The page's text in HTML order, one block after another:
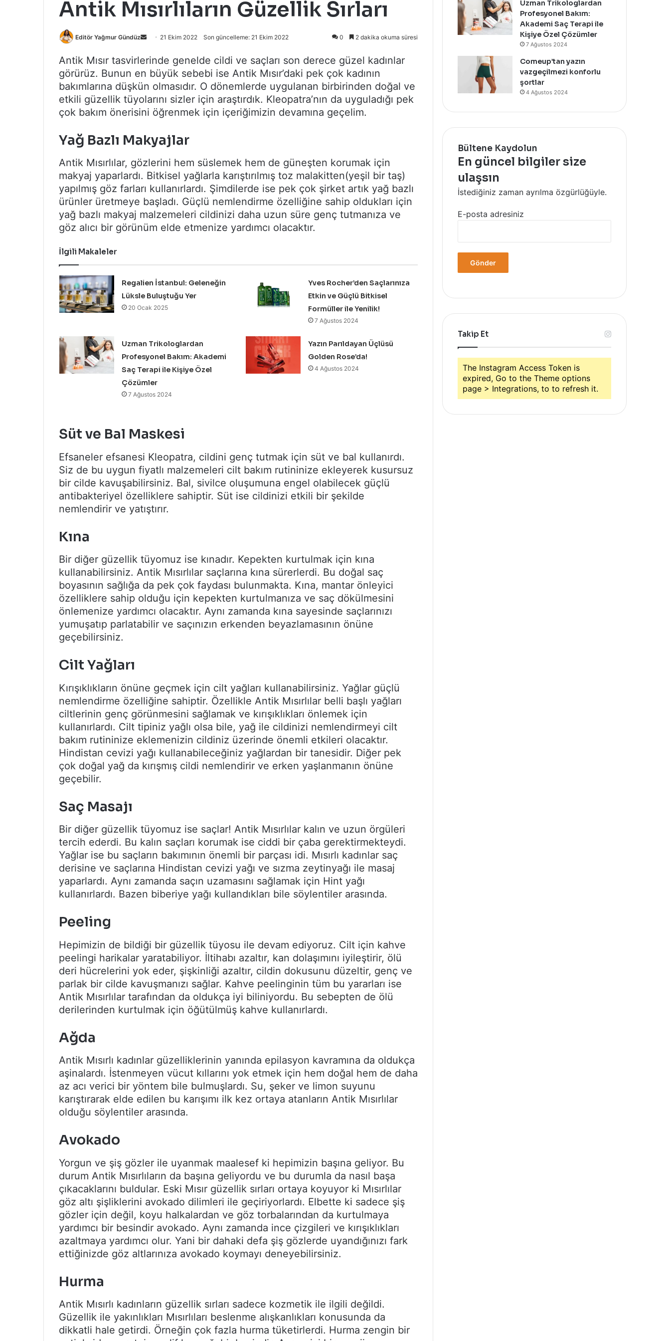
Antik Mısırlıların Güzellik Sırları
Editör Yağmur Gündüz
Bir
posta
göndermek
21 Ekim 2022 Son güncelleme: 21 Ekim 2022 0 2 dakika okuma süresi
Antik Mısır tasvirlerinde genelde cildi ve saçları son derece güzel kadınlar
görürüz. Bunun en büyük sebebi ise Antik Mısır’daki pek çok kadının
bakımlarına düşkün olmasıdır. O dönemlerde uygulanan birbirinden doğal ve
etkili güzellik tüyolarını sizler için araştırdık. Kleopatra’nın da uyguladığı pek
çok bakım önerisini öğrenmek için içeriğimizin devamına geçelim.
Yağ Bazlı Makyajlar
Antik Mısırlılar, gözlerini hem süslemek hem de güneşten korumak için
makyaj yaparlardı. Bitkisel yağlarla karıştırılmış toz malakitten(yeşil bir taş)
yapılmış göz farları kullanırlardı. Şimdilerde ise pek çok şirket artık yağ bazlı
ürünler üretmeye başladı. Güçlü nemlendirme özelliğine sahip oldukları için
yağ bazlı makyaj malzemeleri cildinizi daha uzun süre genç tutmanıza ve
göz alıcı bir görünüm elde etmenize yardımcı olacaktır.
İlgili Makaleler
Regalien İstanbul: Geleneğin
Lüksle Buluştuğu Yer
20 Ocak 2025
Yves Rocher’den Saçlarınıza
Etkin ve Güçlü Bitkisel
Formüller ile Yenilik!
7 Ağustos 2024
Uzman Trikologlardan
Profesyonel Bakım: Akademi
Saç Terapi ile Kişiye Özel
Çözümler
7 Ağustos 2024
Yazın Parıldayan Üçlüsü
Golden Rose’da!
4 Ağustos 2024
Süt ve Bal Maskesi
Efsaneler efsanesi Kleopatra, cildini genç tutmak için süt ve bal kullanırdı.
Siz de bu uygun fiyatlı malzemeleri cilt bakım rutininize ekleyerek kusursuz
bir cilde kavuşabilirsiniz. Bal, sivilce oluşumuna engel olabilecek güçlü
antibakteriyel özelliklere sahiptir. Süt ise cildinizi etkili bir şekilde
nemlendirir ve yatıştırır.
Kına
Bir diğer güzellik tüyomuz ise kınadır. Kepekten kurtulmak için kına
kullanabilirsiniz. Antik Mısırlılar saçlarına kına sürerlerdi. Bu doğal saç
boyasının sağlığa da pek çok faydası bulunmakta. Kına, mantar önleyici
özelliklere sahip olduğu için kepekten kurtulmanıza ve saç dökülmesini
önlemenize yardımcı olacaktır. Aynı zamanda kına sayesinde saçlarınızı
yumuşatıp parlatabilir ve saçınızın erkenden beyazlamasının önüne
geçebilirsiniz.
Cilt Yağları
Kırışıklıkların önüne geçmek için cilt yağları kullanabilirsiniz. Yağlar güçlü
nemlendirme özelliğine sahiptir. Özellikle Antik Mısırlılar belli başlı yağları
ciltlerinin genç görünmesini sağlamak ve kırışıklıkları önlemek için
kullanırlardı. Cilt tipiniz yağlı olsa bile, yağ ile cildinizi nemlendirmeyi cilt
bakım rutininize eklemenizin cildiniz üzerinde önemli etkileri olacaktır.
Hindistan cevizi yağı kullanabileceğiniz yağlardan bir tanesidir. Diğer pek
çok doğal yağ da kırışmış cildi nemlendirir ve erken yaşlanmanın önüne
geçebilir.
Saç Masajı
Bir diğer güzellik tüyomuz ise saçlar! Antik Mısırlılar kalın ve uzun örgüleri
tercih ederdi. Bu kalın saçları korumak ise ciddi bir çaba gerektirmekteydi.
Yağlar ise bu saçların bakımının önemli bir parçası idi. Mısırlı kadınlar saç
derisine ve saçlarına Hindistan cevizi yağı ve sızma zeytinyağı ile masaj
yaparlardı. Aynı zamanda saçın uzamasını sağlamak için Hint yağı
kullanırlardı. Bazen biberiye yağı kullandıkları bile söylentiler arasında.
Peeling
Hepimizin de bildiği bir güzellik tüyosu ile devam ediyoruz. Cilt için kahve
peelingi harikalar yaratabiliyor. İltihabı azaltır, kan dolaşımını iyileştirir, ölü
deri hücrelerini yok eder, şişkinliği azaltır, cildin dokusunu düzeltir, genç ve
parlak bir cilde kavuşmanızı sağlar. Kahve peelinginin tüm bu yararları ise
Antik Mısırlılar tarafından da oldukça iyi biliniyordu. Bu sebepten de ölü
derilerinden kurtulmak için öğütülmüş kahve kullanırlardı.
Ağda
Antik Mısırlı kadınlar güzelliklerinin yanında epilasyon kavramına da oldukça
aşinalardı. İstenmeyen vücut kıllarını yok etmek için hem doğal hem de daha
az acı verici bir yöntem bile bulmuşlardı. Su, şeker ve limon suyunu
karıştırarak elde edilen bu karışımı ilk kez ortaya atanların Antik Mısırlılar
olduğu söylentiler arasında.
Avokado
Yorgun ve şiş gözler ile uyanmak maalesef ki hepimizin başına geliyor. Bu
durum Antik Mısırlıların da başına geliyordu ve bu durumla da nasıl başa
çıkacaklarını buldular. Eski Mısır güzellik sırları ortaya koyuyor ki Mısırlılar
göz altı şişliklerini avokado dilimleri ile geçiriyorlardı. Elbette ki sadece şiş
gözler için değil, koyu halkalardan ve göz torbalarından da kurtulmaya
yardımcı bir besindir avokado. Aynı zamanda ince çizgileri ve kırışıklıkları
azaltmaya yardımcı olur. Yani bir dahaki defa şiş gözlerde uyandığınızı fark
ettiğinizde göz altlarınıza avokado koymayı deneyebilirsiniz.
Hurma
Antik Mısırlı kadınların güzellik sırları sadece kozmetik ile ilgili değildi.
Güzellik ile yakınlıkları Mısırlıları beslenme alışkanlıkları konusunda da
dikkatli hale getirdi. Örneğin çok fazla hurma tüketirlerdi. Hurma zengin bir
Uzman Trikologlardan
Profesyonel Bakım:
Akademi Saç Terapi ile
Kişiye Özel Çözümler
7 Ağustos 2024
Comeup’tan yazın
vazgeçilmezi konforlu
şortlar
4 Ağustos 2024
Bültene Kaydolun
En güncel bilgiler size
ulaşsın
İstediğiniz zaman ayrılma özgürlüğüyle.
E-posta adresiniz
Takip Et
The Instagram Access Token is
expired, Go to the Theme options
page > Integrations, to to refresh it.